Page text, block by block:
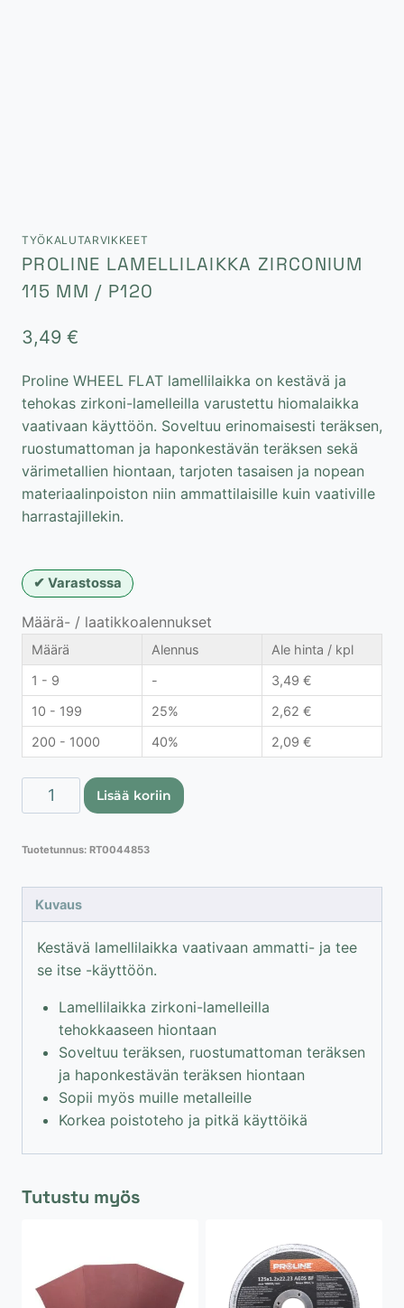
TYÖKALUTARVIKKEET
PROLINE LAMELLILAIKKA ZIRCONIUM
115 MM / P120
3,49 €
Proline WHEEL FLAT lamellilaikka on kestävä ja
tehokas zirkoni-lamelleilla varustettu hiomalaikka
vaativaan käyttöön. Soveltuu erinomaisesti teräksen,
ruostumattoman ja haponkestävän teräksen sekä
värimetallien hiontaan, tarjoten tasaisen ja nopean
materiaalinpoiston niin ammattilaisille kuin vaativille
harrastajillekin.
Varastossa
Määrä- / laatikkoalennukset
Määrä Alennus
Ale hinta / kpl
1 - 9
- 3,49 €
10 - 199
25% 2,62 €
200 - 1000
40% 2,09 €
Proline
lamellilaikka
115
P120
määrä
Lisää koriin
Tuotetunnus: RT0044853
Kuvaus
Kestävä lamellilaikka vaativaan ammatti- ja tee
se itse -käyttöön.
Lamellilaikka zirkoni-lamelleilla
tehokkaaseen hiontaan
Soveltuu teräksen, ruostumattoman teräksen
ja haponkestävän teräksen hiontaan
Sopii myös muille metalleille
Korkea poistoteho ja pitkä käyttöikä
Tutustu myös